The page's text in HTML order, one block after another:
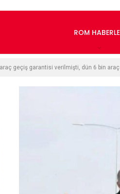
ROM
araç geçiş garantisi verilmişti, dün 6 bin